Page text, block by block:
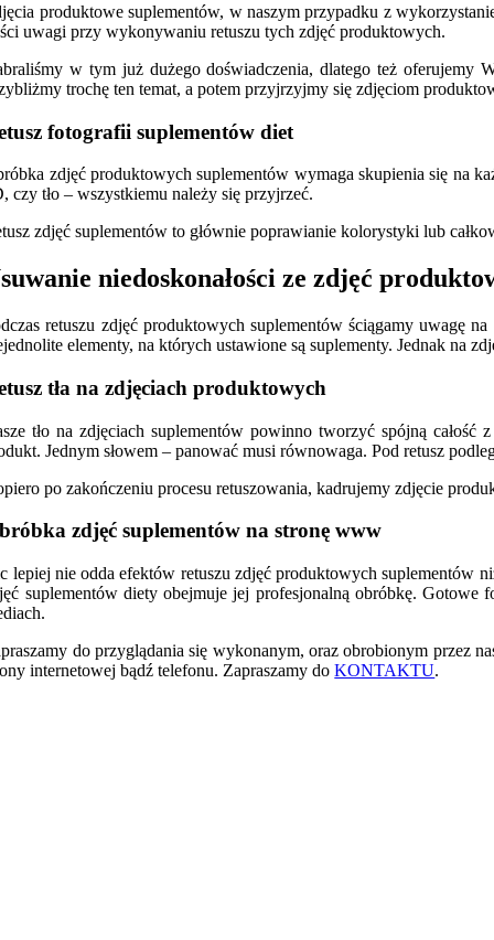
produktowe suplementów, w naszym przypadku z
uwagi przy wykonywaniu retuszu tych zdjęć produktowych.
w tym już dużego doświadczenia, dlatego też oferujemy
trochę ten temat, a potem przyjrzyjmy się zdjęciom
fotografii suplementów diet
zdjęć produktowych suplementów wymaga skupienia się na
czy tło – wszystkiemu należy się przyjrzeć.
zdjęć suplementów to głównie poprawianie kolorystyki lub
niedoskonałości ze zdjęć
retuszu zdjęć produktowych suplementów ściągamy uwagę
elementy, na których ustawione są suplementy. Jednak na
tła na zdjęciach produktowych
tło na zdjęciach suplementów powinno tworzyć spójną
Jednym słowem – panować musi równowaga. Pod retusz
po zakończeniu procesu retuszowania, kadrujemy zdjęcie
zdjęć suplementów na stronę www
lepiej nie odda efektów retuszu zdjęć produktowych suplementów
suplementów diety obejmuje jej profesjonalną obróbkę. Gotowe
do przyglądania się wykonanym, oraz obrobionym przez
internetowej bądź telefonu. Zapraszamy doKONTAKTU.